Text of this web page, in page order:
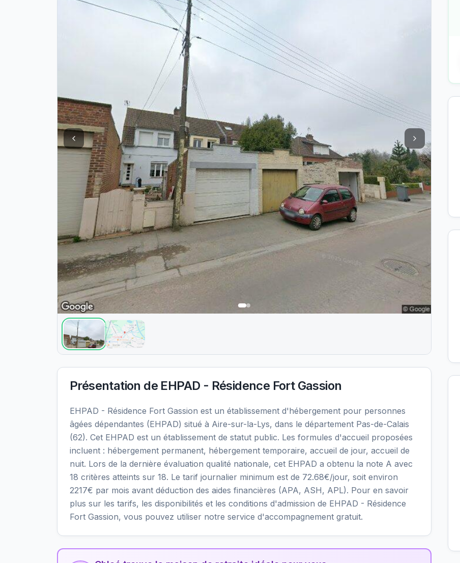
Présentation de EHPAD - Résidence Fort Gassion
EHPAD - Résidence Fort Gassion est un établissement d'hébergement pour personnes
âgées dépendantes (EHPAD) situé à Aire-sur-la-Lys, dans le département Pas-de-Calais
(62). Cet EHPAD est un établissement de statut public. Les formules d'accueil proposées
incluent : hébergement permanent, hébergement temporaire, accueil de jour, accueil de
nuit. Lors de la dernière évaluation qualité nationale, cet EHPAD a obtenu la note A avec
18 critères atteints sur 18. Le tarif journalier minimum est de 72.68€/jour, soit environ
2217€ par mois avant déduction des aides financières (APA, ASH, APL). Pour en savoir
plus sur les tarifs, les disponibilités et les conditions d'admission de EHPAD - Résidence
Fort Gassion, vous pouvez utiliser notre service d'accompagnement gratuit.